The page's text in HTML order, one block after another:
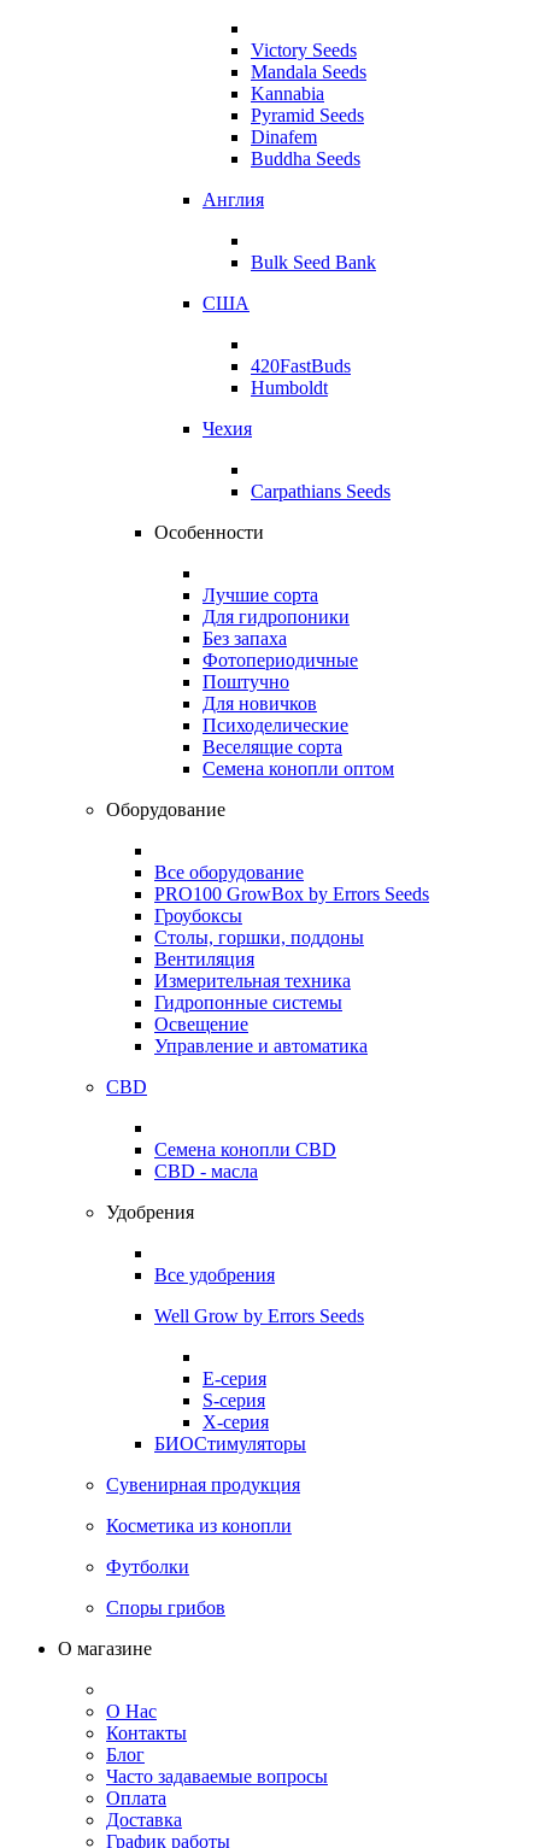
Victory Seeds
Mandala Seeds
Kannabia
Pyramid Seeds
Dinafem
Buddha Seeds
Англия
Bulk Seed Bank
США
420FastBuds
Humboldt
Чехия
Carpathians Seeds
Особенности
Лучшие сорта
Для гидропоники
Без запаха
Фотопериодичные
Поштучно
Для новичков
Психоделические
Веселящие сорта
Семена конопли оптом
Оборудование
Все оборудование
PRO100 GrowBox by Errors Seeds
Гроубоксы
Столы, горшки, поддоны
Вентиляция
Измерительная техника
Гидропонные системы
Освещение
Управление и автоматика
CBD
Семена конопли CBD
CBD - масла
Удобрения
Все удобрения
Well Grow by Errors Seeds
E-серия
S-серия
X-серия
БИОСтимуляторы
Сувенирная продукция
Косметика из конопли
Футболки
Споры грибов
О магазине
О Нас
Контакты
Блог
Часто задаваемые вопросы
Оплата
Доставка
График работы